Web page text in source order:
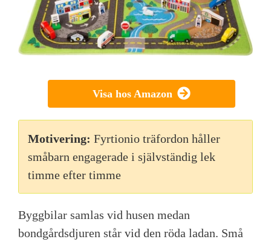
Visa hos Amazon
Motivering: Fyrtionio träfordon håller
småbarn engagerade i självständig lek
timme efter timme
Byggbilar samlas vid husen medan
bondgårdsdjuren står vid den röda ladan. Små